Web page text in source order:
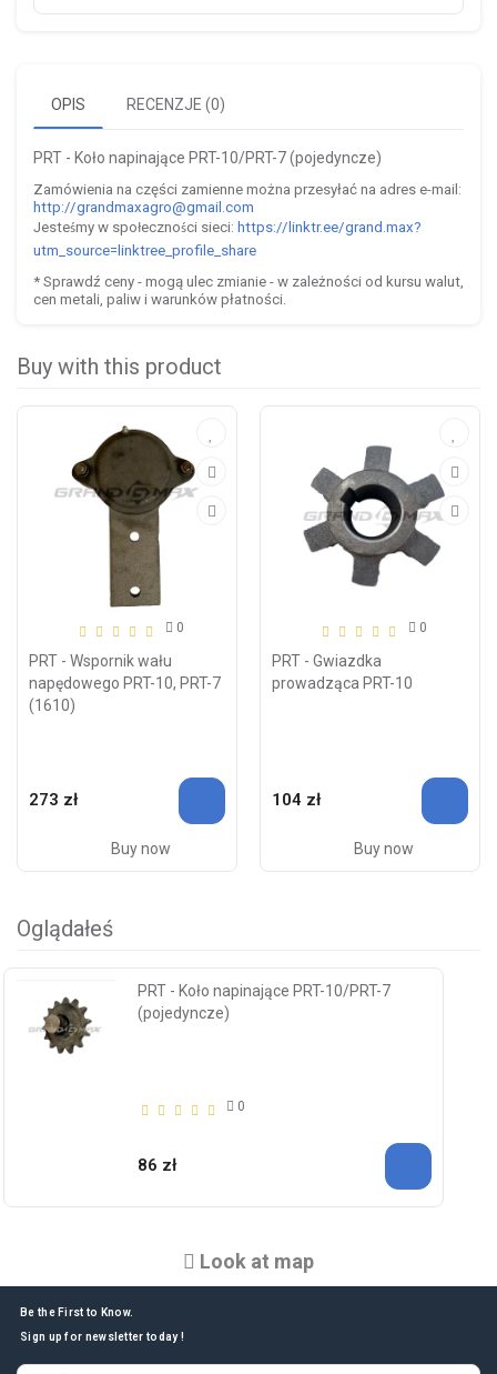
OPIS RECENZJE (0)
PRT - Koło napinające PRT-10/PRT-7 (pojedyncze)
Zamówienia na części zamienne można przesyłać na adres e-mail:
http://grandmaxagro@gmail.com
Jesteśmy w społeczności sieci: https://linktr.ee/grand.max?
utm_source=linktree_profile_share
* Sprawdź ceny - mogą ulec zmianie - w zależności od kursu walut,
cen metali, paliw i warunków płatności.
Buy with this product
0
PRT - Wspornik wału
napędowego PRT-10, PRT-7
(1610)
273 zł
Buy now
0
PRT - Gwiazdka
prowadząca PRT-10
104 zł
Buy now
Oglądałeś
PRT - Koło napinające PRT-10/PRT-7
(pojedyncze)
0
86 zł
Look at map
Be the First to Know.
Sign up for newsletter today !